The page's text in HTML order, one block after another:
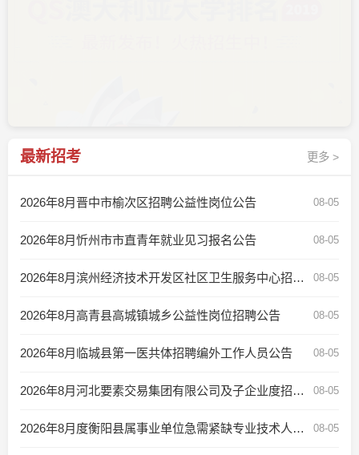
最新招考 更多 >
2026年8月晋中市榆次区招聘公益性岗位公告 08-05
2026年8月忻州市市直青年就业见习报名公告 08-05
2026年8月滨州经济技术开发区社区卫生服务中心招聘工作人员公告 08-05
2026年8月高青县高城镇城乡公益性岗位招聘公告 08-05
2026年8月临城县第一医共体招聘编外工作人员公告 08-05
2026年8月河北要素交易集团有限公司及子企业度招聘公告 08-05
2026年8月度衡阳县属事业单位急需紧缺专业技术人才引进公告 08-05